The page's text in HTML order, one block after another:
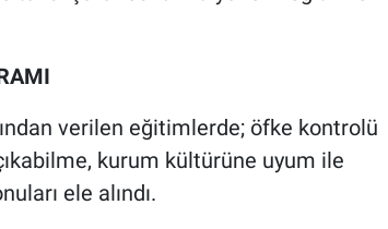
verilen eğitimlerde; öfke kontrolü
kurum kültürüne uyum ile
ele alındı.